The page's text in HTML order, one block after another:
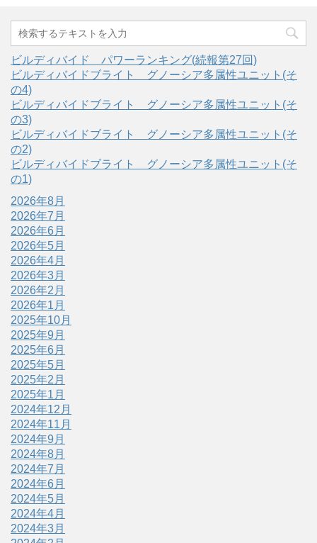
ビルディバイド パワーランキング(続報第27回)
ビルディバイドブライト グノーシア多属性ユニット(そ
の4)
ビルディバイドブライト グノーシア多属性ユニット(そ
の3)
ビルディバイドブライト グノーシア多属性ユニット(そ
の2)
ビルディバイドブライト グノーシア多属性ユニット(そ
の1)
2026年8月
2026年7月
2026年6月
2026年5月
2026年4月
2026年3月
2026年2月
2026年1月
2025年10月
2025年9月
2025年6月
2025年5月
2025年2月
2025年1月
2024年12月
2024年11月
2024年9月
2024年8月
2024年7月
2024年6月
2024年5月
2024年4月
2024年3月